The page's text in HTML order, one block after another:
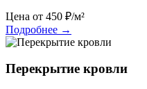
Цена от 450 ₽/м²
Подробнее →
Перекрытие кровли